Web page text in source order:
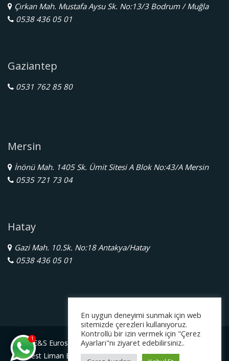
Çırkan Mah. Mustafa Aysu Sk. No:13/3 Bodrum / Muğla
0538 436 05 01
Gaziantep
0531 762 85 80
Mersin
İnönü Mah. 1405 Sk. Ümit Sitesi A Blok No:43/A Mersin
0535 721 73 04
Hatay
Gazi Mah. 10.Sk. No:18 Antakya/Hatay
0538 436 05 01
E&S Eurostar Yurtdışı Eğitim Danışmanlığı Ltd. Şti.
Serbest Liman Bölge Müdürlüğü Gazimagosa / Kuzey Kıbrıs
1
En uygun deneyimi sunmak için web
sitemizde çerezleri kullanıyoruz.
Kontrollü bir izin vermek için "Çerez
Ayarları"nı ziyaret edebilirsiniz..